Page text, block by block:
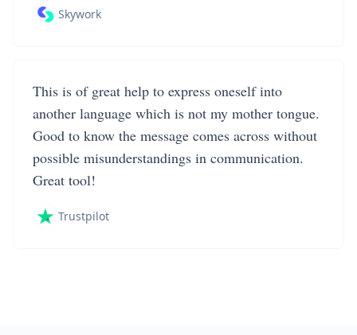
Skywork
This is of great help to express oneself into
another language which is not my mother tongue.
Good to know the message comes across without
possible misunderstandings in communication.
Great tool!
Trustpilot